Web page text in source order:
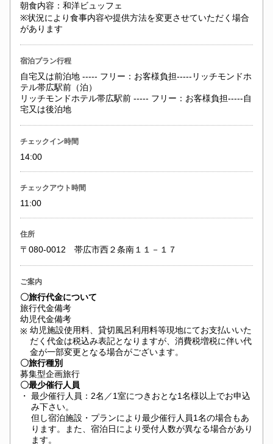
朝食内容：和洋ビュッフェ
※状況により食事内容や提供方法を変更させていただく場合
があります
宿泊プラン行程
自宅又は前泊地 ----- フリー：お客様負担-----リッチモンドホ
テル帯広駅前（泊）
リッチモンドホテル帯広駅前 ----- フリー：お客様負担-----自
宅又は後泊地
チェックイン時間
14:00
チェックアウト時間
11:00
住所
〒080-0012 帯広市西２条南１１－１７
ご案内
〇旅行代金について
旅行代金備考
幼児代金備考
※ 幼児施設使用料、貸切風呂利用料等現地にてお支払いいた
だく代金は税込み表記となりますが、消費税増税に伴い代
金が一部変更となる場合がございます。
〇旅行種別
募集型企画旅行
〇最少催行人員
・ 最少催行人員：2名／1室につきおとな1名様以上でお申込
み下さい。
但し宿泊施設・プランにより最少催行人員1名の場合もあ
ります。また、宿泊日により受付人数が異なる場合があり
ます。